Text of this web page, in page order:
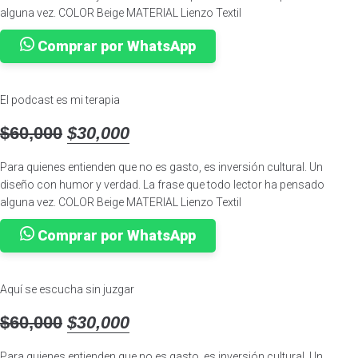
días. Como escribe Alberto Salcedo Ramos, estas crónicas pueden
leerse como un último acto de justicia: el de devolverles a los muertos
lo que la muerte les arrebató, el derecho a ser recordados no solo por
era:
$60,000.
es:
$30,000.
alguna vez. COLOR Beige MATERIAL Lienzo Textil
Comprar por WhatsApp
El podcast es mi terapia
$60,000 El
precio
original
era:
$60,000.
$30,000El
actual
es:
$30,000.
Para quienes entienden que no es gasto, es inversión cultural. Un
diseño con humor y verdad. La frase que todo lector ha pensado
alguna vez. COLOR Beige MATERIAL Lienzo Textil
Comprar por WhatsApp
Aquí se escucha sin juzgar
$60,000 El
precio
$30,000El